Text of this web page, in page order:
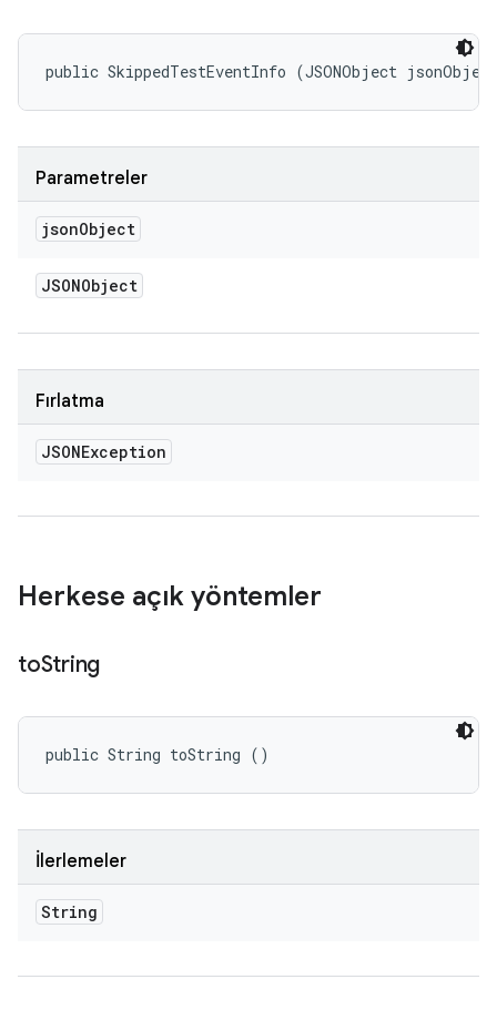
public SkippedTestEventInfo (JSONObject
Parametreler
jsonObject
JSONObject
Fırlatma
JSONException
Herkese açık yöntemler
toString
public String toString ()
İlerlemeler
String